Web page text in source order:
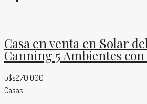
Casa en venta en Solar
Canning 5 Ambientes
u$s270.000
Casas